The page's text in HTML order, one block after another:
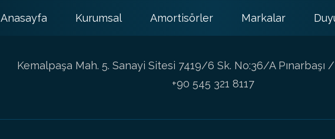
Anasayfa Kurumsal Amortisörler Markalar
Kemalpaşa Mah. 5. Sanayi Sitesi 7419/6 Sk. No:36/A Pınarbaşı
+90 545 321 8117